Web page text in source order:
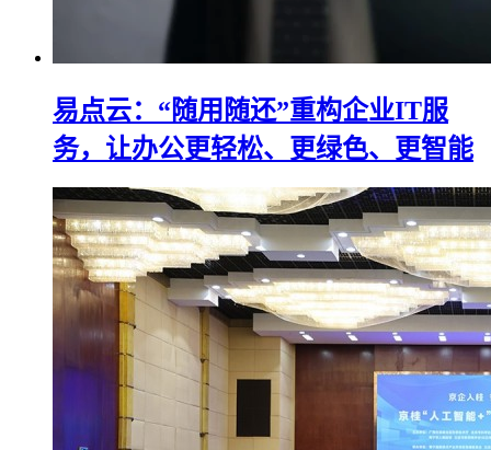
易点云：“随用随还”重构企业IT服
务，让办公更轻松、更绿色、更智能